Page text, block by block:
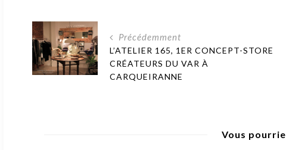
Précédemment
L’ATELIER 165, 1ER CONCEPT-STORE
CRÉATEURS DU VAR À
CARQUEIRANNE
Vous